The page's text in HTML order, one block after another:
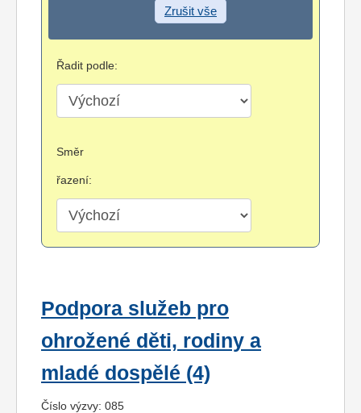
Zrušit vše
Řadit podle:
Směr
řazení:
Podpora služeb pro
ohrožené děti, rodiny a
mladé dospělé (4)
Číslo výzvy: 085